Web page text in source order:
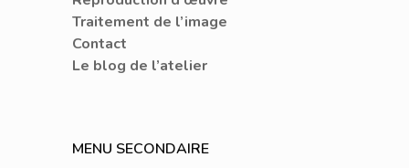
Traitement de l’image
Contact
Le blog de l’atelier
MENU SECONDAIRE